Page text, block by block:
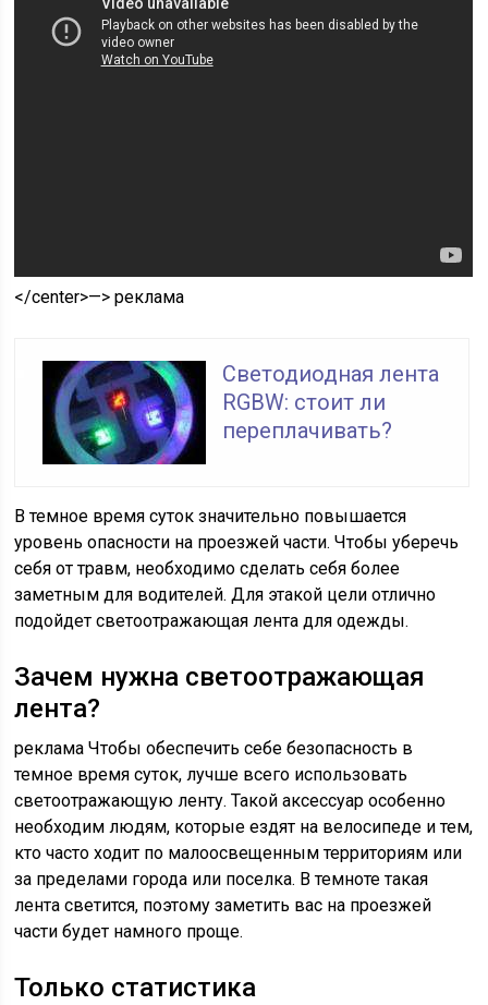
</center>—> реклама
Светодиодная лента
RGBW: стоит ли
переплачивать?
В темное время суток значительно повышается
уровень опасности на проезжей части. Чтобы уберечь
себя от травм, необходимо сделать себя более
заметным для водителей. Для этакой цели отлично
подойдет светоотражающая лента для одежды.
Зачем нужна светоотражающая
лента?
реклама Чтобы обеспечить себе безопасность в
темное время суток, лучше всего использовать
светоотражающую ленту. Такой аксессуар особенно
необходим людям, которые ездят на велосипеде и тем,
кто часто ходит по малоосвещенным территориям или
за пределами города или поселка. В темноте такая
лента светится, поэтому заметить вас на проезжей
части будет намного проще.
Только статистика